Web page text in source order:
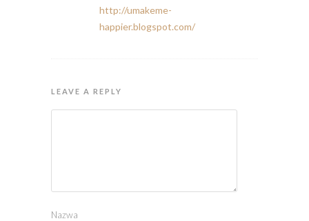
http://umakeme-
happier.blogspot.com/
LEAVE A REPLY
Nazwa